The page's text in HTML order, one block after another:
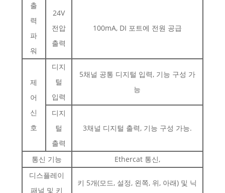
출
력
파
워
24V
전압
출력
100mA, DI 포트에 전원 공급
제
어
신
호
디지
털
입력
5채널 공통 디지털 입력, 기능 구성 가
능
디지
털
출력
3채널 디지털 출력, 기능 구성 가능.
통신 기능
Ethercat 통신,
디스플레이
패널 및 키
키 5개(모드, 설정, 왼쪽, 위, 아래) 및 닉